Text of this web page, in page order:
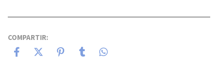
COMPARTIR: